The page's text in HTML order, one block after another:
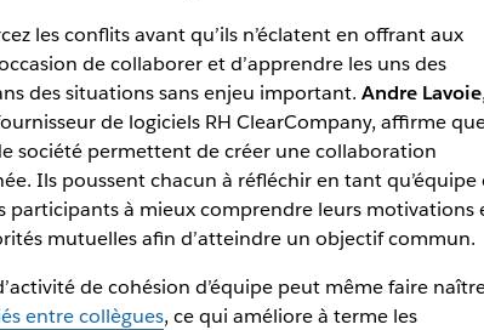
les conflits avant qu’ils n’éclatent en offrant aux
de collaborer et d’apprendre les uns des
des situations sans enjeu important. Andre Lavoie
de logiciels RH ClearCompany, affirme
société permettent de créer une collaboration
Ils poussent chacun à réfléchir en tant qu’équipe
participants à mieux comprendre leurs motivations
mutuelles afin d’atteindre un objectif commun.
de cohésion d’équipe peut même faire
entre collègues, ce qui améliore à terme les